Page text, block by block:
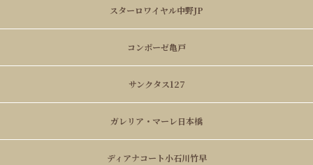
スターロワイヤル中野JP
コンポーゼ亀戸
サンクタス127
ガレリア・マーレ日本橋
ディアナコート小石川竹早